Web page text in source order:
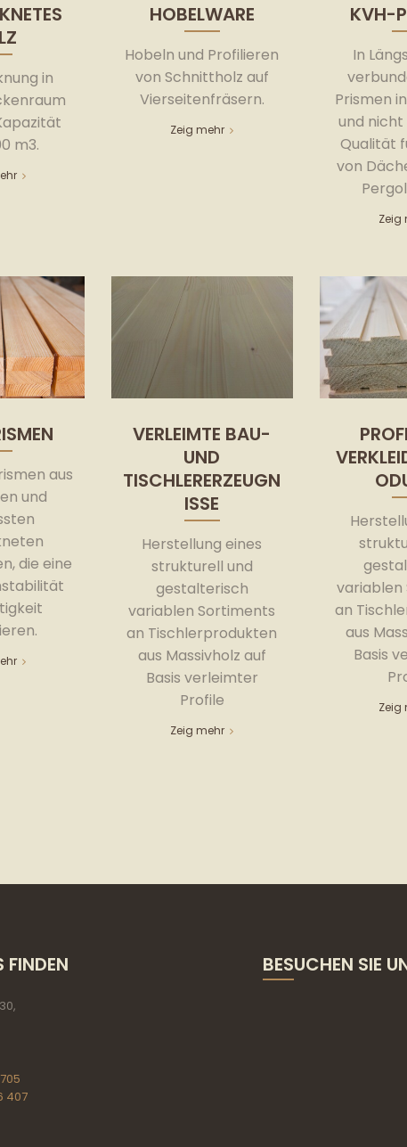
in
m3.
HOBELWARE
Hobeln und Profilieren
von Schnittholz auf
Vierseitenfräsern.
Zeig mehr
KVH-
In
Prismen
und
Qualität
von
Zeig
aus
und
die eine
VERLEIMTE BAU-
UND
TISCHLERERZEUGN
ISSE
Herstellung eines
strukturell und
gestalterisch
variablen Sortiments
an Tischlerprodukten
aus Massivholz auf
Basis verleimter
Profile
Zeig mehr
variablen
an
aus
Basis
Zeig
FINDEN
407
BESUCHEN SIE